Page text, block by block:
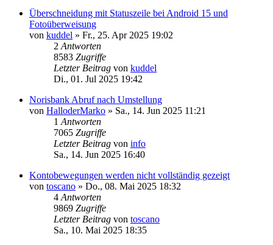
Überschneidung mit Statuszeile bei Android 15 und
Fotoüberweisung
von kuddel » Fr., 25. Apr 2025 19:02
2 Antworten
8583 Zugriffe
Letzter Beitrag von kuddel
Di., 01. Jul 2025 19:42
Norisbank Abruf nach Umstellung
von HalloderMarko » Sa., 14. Jun 2025 11:21
1 Antworten
7065 Zugriffe
Letzter Beitrag von info
Sa., 14. Jun 2025 16:40
Kontobewegungen werden nicht vollständig gezeigt
von toscano » Do., 08. Mai 2025 18:32
4 Antworten
9869 Zugriffe
Letzter Beitrag von toscano
Sa., 10. Mai 2025 18:35